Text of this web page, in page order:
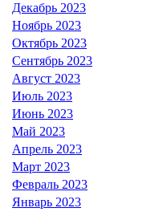
Декабрь 2023
Ноябрь 2023
Октябрь 2023
Сентябрь 2023
Август 2023
Июль 2023
Июнь 2023
Май 2023
Апрель 2023
Март 2023
Февраль 2023
Январь 2023